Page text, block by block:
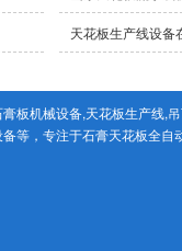
天花板生产线设备
板机械设备,天花板生产线,
等，专注于石膏天花板全自